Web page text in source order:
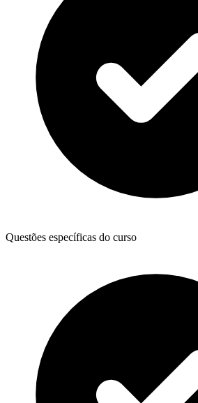
Questões específicas do curso